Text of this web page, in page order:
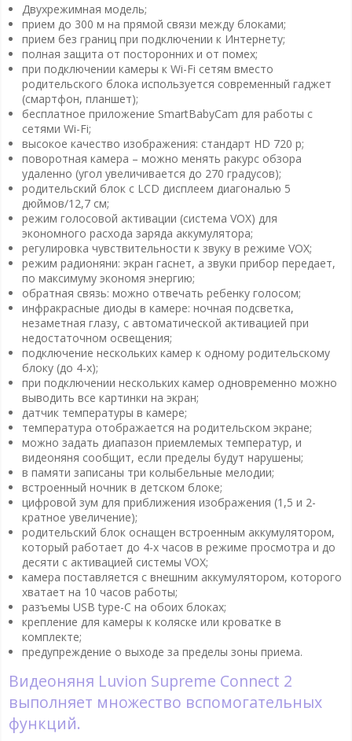
Двухрежимная модель;
прием до 300 м на прямой связи между блоками;
прием без границ при подключении к Интернету;
полная защита от посторонних и от помех;
при подключении камеры к Wi-Fi сетям вместо
родительского блока используется современный гаджет
(смартфон, планшет);
бесплатное приложение SmartBabyCam для работы с
сетями Wi-Fi;
высокое качество изображения: стандарт HD 720 p;
поворотная камера – можно менять ракурс обзора
удаленно (угол увеличивается до 270 градусов);
родительский блок с LCD дисплеем диагональю 5
дюймов/12,7 см;
режим голосовой активации (система VOX) для
экономного расхода заряда аккумулятора;
регулировка чувствительности к звуку в режиме VOX;
режим радионяни: экран гаснет, а звуки прибор передает,
по максимуму экономя энергию;
обратная связь: можно отвечать ребенку голосом;
инфракрасные диоды в камере: ночная подсветка,
незаметная глазу, с автоматической активацией при
недостаточном освещения;
подключение нескольких камер к одному родительскому
блоку (до 4-х);
при подключении нескольких камер одновременно можно
выводить все картинки на экран;
датчик температуры в камере;
температура отображается на родительском экране;
можно задать диапазон приемлемых температур, и
видеоняня сообщит, если пределы будут нарушены;
в памяти записаны три колыбельные мелодии;
встроенный ночник в детском блоке;
цифровой зум для приближения изображения (1,5 и 2-
кратное увеличение);
родительский блок оснащен встроенным аккумулятором,
который работает до 4-х часов в режиме просмотра и до
десяти с активацией системы VOX;
камера поставляется с внешним аккумулятором, которого
хватает на 10 часов работы;
разъемы USB type-С на обоих блоках;
крепление для камеры к коляске или кроватке в
комплекте;
предупреждение о выходе за пределы зоны приема.
Видеоняня Luvion Supreme Connect 2
выполняет множество вспомогательных
функций.